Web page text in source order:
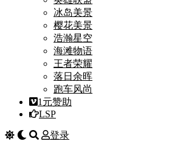
冰岛美景
樱花美景
浩瀚星空
海滩物语
王者荣耀
落日余晖
跑车风尚
1元赞助
LSP
登录